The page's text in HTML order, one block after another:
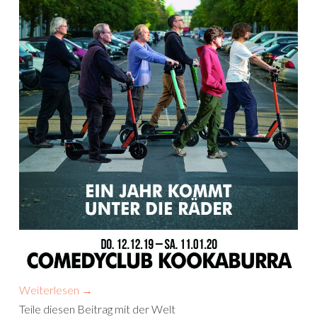
Weiterlesen →
Teile diesen Beitrag mit der Welt